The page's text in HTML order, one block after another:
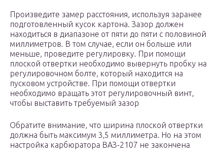
Произведите замер расстояния, используя заранее
подготовленный кусок картона. Зазор должен
находиться в диапазоне от пяти до пяти с половиной
миллиметров. В том случае, если он больше или
меньше, проведите регулировку. При помощи
плоской отвертки необходимо вывернуть пробку на
регулировочном болте, который находится на
пусковом устройстве. При помощи отвертки
необходимо вращать этот регулировочный винт,
чтобы выставить требуемый зазор
Обратите внимание, что ширина плоской отвертки
должна быть максимум 3,5 миллиметра. Но на этом
настройка карбюратора ВАЗ-2107 не закончена